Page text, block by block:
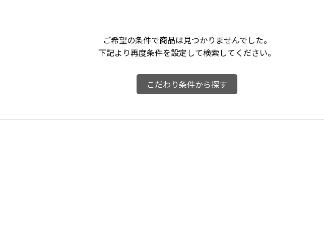
ご希望の条件で商品は見つかりませんでした。
下記より再度条件を設定して検索してください。
こだわり条件から探す